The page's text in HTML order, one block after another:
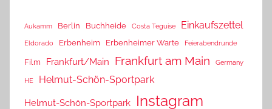
Aukamm Berlin Buchheide Costa Teguise Einkaufszettel
Eldorado Erbenheim Erbenheimer Warte Feierabendrunde
Film Frankfurt/Main Frankfurt am Main Germany
HE Helmut-Schön-Sportpark
Helmut-Schön-Sportpark Instagram